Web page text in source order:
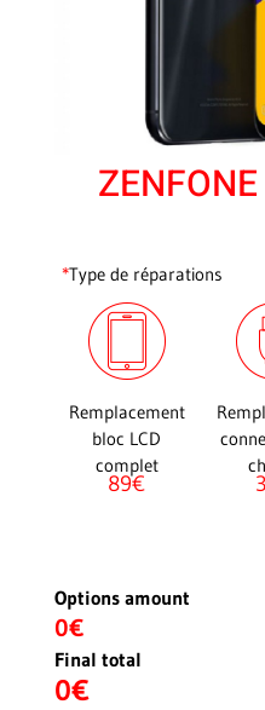
*Type de réparations
Remplacement
bloc LCD
complet
89€
Options amount
0€
Final total
0€